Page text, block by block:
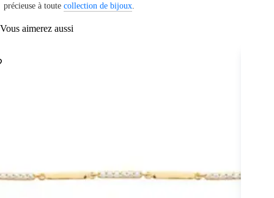
précieuse à toute collection de bijoux
Vous aimerez aussi